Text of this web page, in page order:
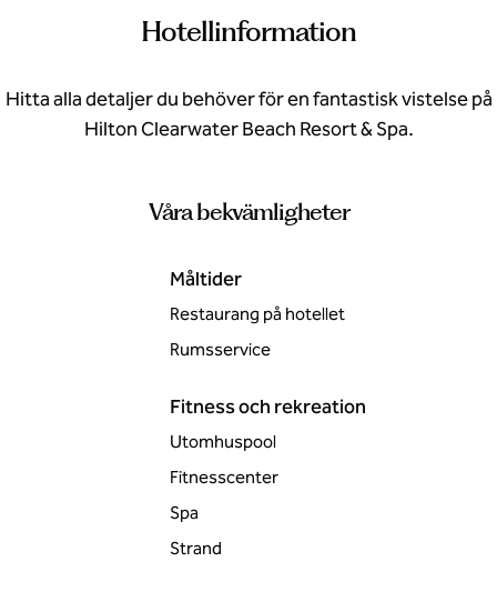
Hotellinformation
Hitta alla detaljer du behöver för en fantastisk vistelse på
Hilton Clearwater Beach Resort & Spa.
Våra bekvämligheter
Måltider
Restaurang på hotellet
Rumsservice
Fitness och rekreation
Utomhuspool
Fitnesscenter
Spa
Strand